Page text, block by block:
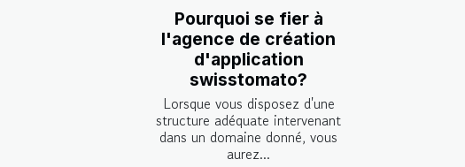
Pourquoi se fier à
l'agence de création
d'application
swisstomato?
Lorsque vous disposez d'une
structure adéquate intervenant
dans un domaine donné, vous
aurez...